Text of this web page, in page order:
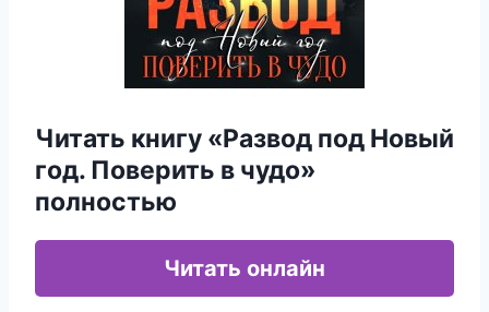
Читать книгу «Развод под Новый
год. Поверить в чудо»
полностью
Читать онлайн